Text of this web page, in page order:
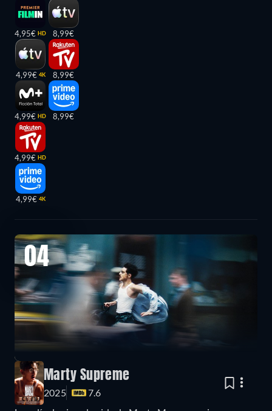
4,95€ HD
4,99€ 4K
4,99€ HD
4,99€ HD
4,99€ 4K
8,99€
8,99€
8,99€
04
Marty Supreme
2025
7.6